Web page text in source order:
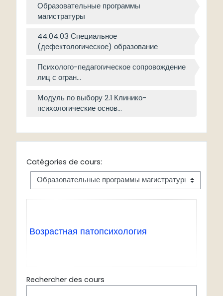
Образовательные программы
магистратуры
44.04.03 Специальное
(дефектологическое) образование
Психолого-педагогическое сопровождение
лиц с огран...
Модуль по выбору 2.1 Клинико-
психологические основ...
Catégories de cours:
Возрастная патопсихология
Rechercher des cours